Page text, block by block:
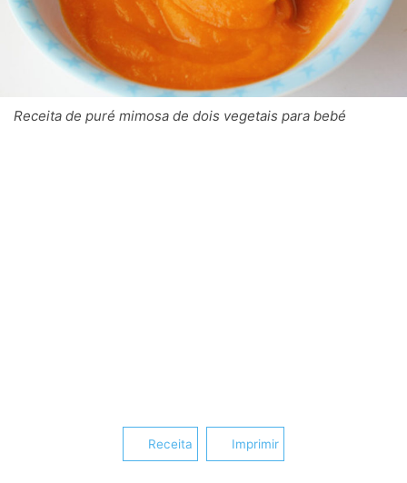
Receita de puré mimosa de dois vegetais para bebé
Receita Imprimir